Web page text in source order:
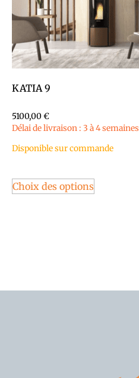
KATIA 9
5100,00€
Délai de livraison : 3 à 4 semaines
Disponible sur commande
Choix des options